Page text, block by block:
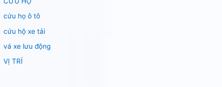
cứu họ ô tô
cứu hộ xe tải
vá xe lưu động
VỊ TRÍ